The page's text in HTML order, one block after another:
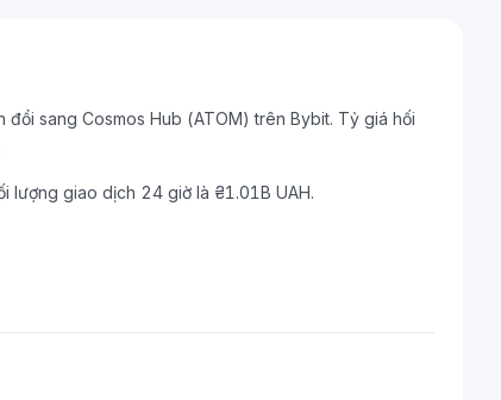
sang Cosmos Hub (ATOM) trên Bybit. Tỷ giá hối
lượng giao dịch 24 giờ là ₴1.01B UAH.